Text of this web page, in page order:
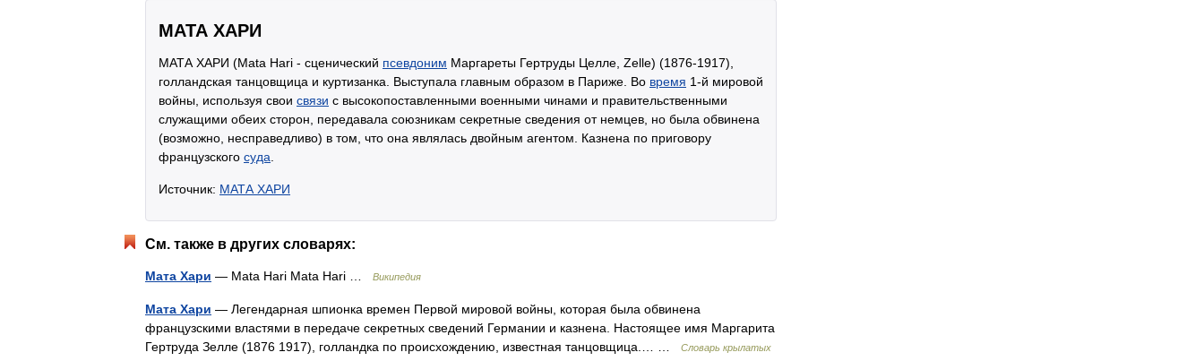
МАТА ХАРИ
МАТА ХАРИ (Mata Hari - сценический псевдоним Маргареты Гертруды Целле, Zelle) (1876-1917),
голландская танцовщица и куртизанка. Выступала главным образом в Париже. Во время 1-й мировой
войны, используя свои связи с высокопоставленными военными чинами и правительственными
служащими обеих сторон, передавала союзникам секретные сведения от немцев, но была обвинена
(возможно, несправедливо) в том, что она являлась двойным агентом. Казнена по приговору
французского суда
Источник: МАТА ХАРИ
См. также в других словарях:
Мата Хари — Mata Hari Mata Hari … Википедия
Мата Хари — Легендарная шпионка времен Первой мировой войны, которая была обвинена
французскими властями в передаче секретных сведений Германии и казнена. Настоящее имя Маргарита
Гертруда Зелле (1876 1917), голландка по происхождению, известная танцовщица.… …
Словарь крылатых